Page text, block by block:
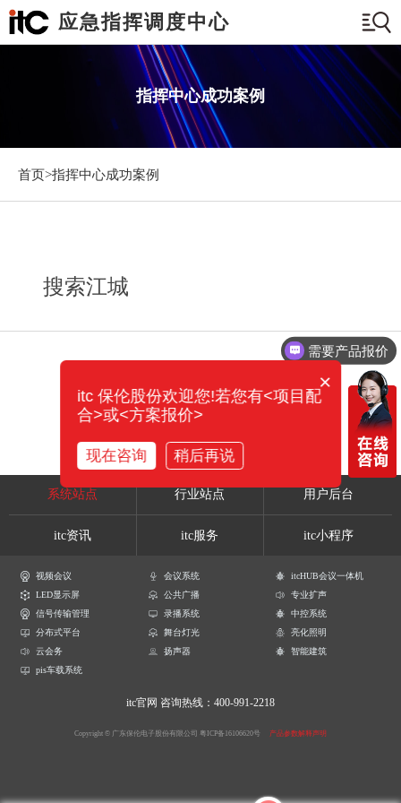
应急指挥调度中心
指挥中心成功案例
首页>指挥中心成功案例
搜索江城
系统站点 行业站点 用户后台
itc资讯 itc服务 itc小程序
视频会议 会议系统
itcHUB会议一体机
LED显示屏
公共广播
专业扩声
信号传输管理
录播系统
中控系统
分布式平台
舞台灯光
亮化照明
云会务
扬声器
智能建筑
pis车载系统
itc官网 咨询热线：400-991-2218
Copyright © 广东保伦电子股份有限公司 粤ICP备16106620号 产品参数解释声明
需要产品报价
×
itc 保伦股份欢迎您!若您有<项目配
合>或<方案报价>
现在咨询 稍后再说